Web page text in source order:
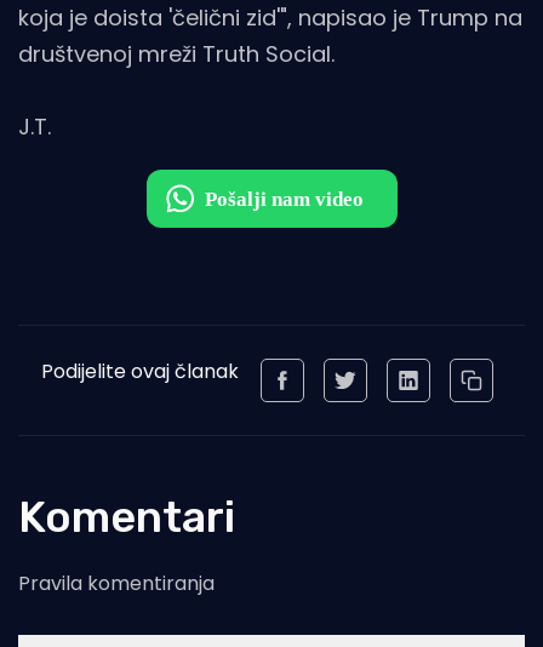
koja je doista 'čelični zid'", napisao je Trump na
društvenoj mreži Truth Social.
J.T.
Podijelite ovaj članak
Komentari
Pravila komentiranja